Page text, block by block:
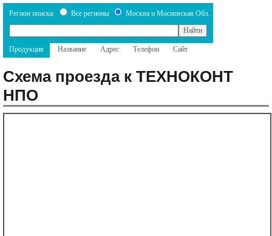
Регион поиска: Все регионы Москва и Московская Обл.
Продукция Название Адрес Телефон Сайт
Схема проезда к ТЕХНОКОНТ
НПО